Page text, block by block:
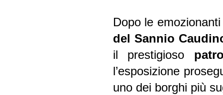
Dopo le
del Sannio
il prestigioso
l’esposizione
uno dei borghi più